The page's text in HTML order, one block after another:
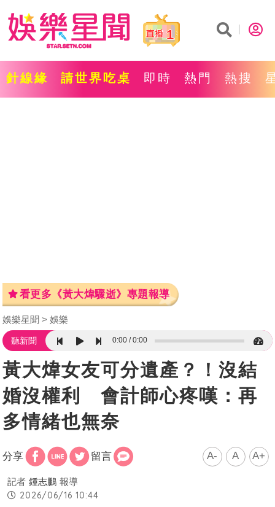
1
針線緣 請世界吃桌 即時 熱門 熱搜
看更多《黃大煒驟逝》專題報導
娛樂星聞 娛樂
聽新聞 0:00 0:00
黃大煒女友可分遺產？！沒結
婚沒權利 會計師心疼嘆：再
多情緒也無奈
分享 留言 A- A A+
記者 鍾志鵬 報導
2026/06/16 10:44